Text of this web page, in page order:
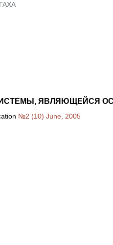
ЯВЛЯЮЩЕЙСЯ
№2 (10) June, 2005